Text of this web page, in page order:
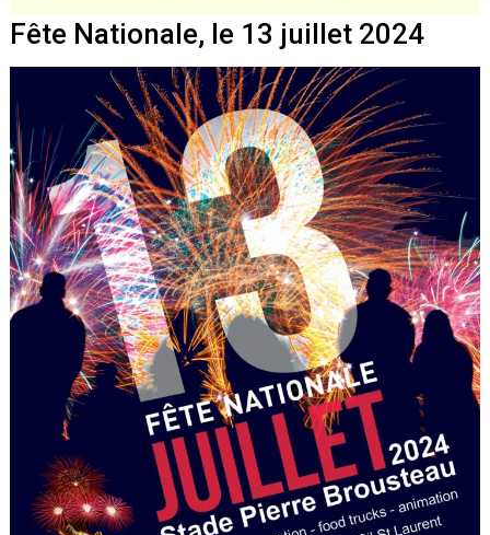
Fête Nationale, le 13 juillet 2024